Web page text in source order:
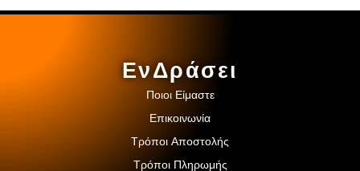
ΕνΔράσει
Ποιοι Είμαστε
Επικοινωνία
Τρόποι Αποστολής
Τρόποι Πληρωμής